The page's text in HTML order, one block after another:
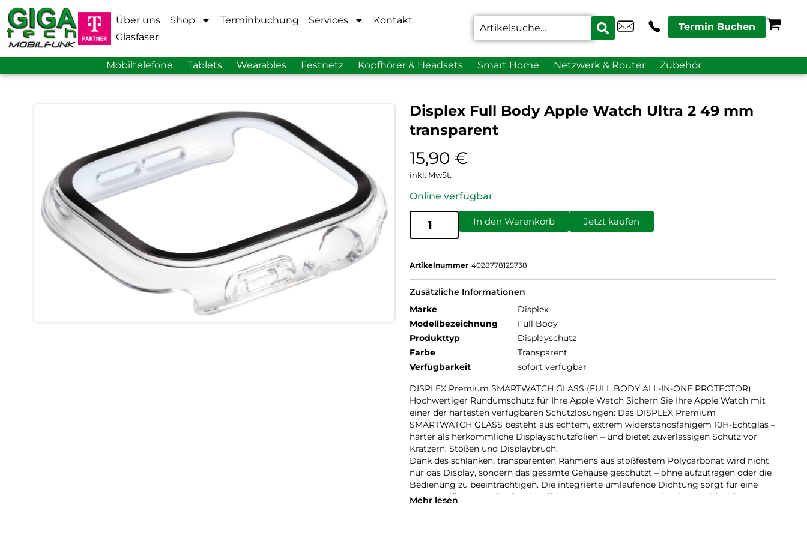
Über uns Shop Terminbuchung Services
Kontakt
Glasfaser
Termin Buchen
Mobiltelefone Tablets Wearables Festnetz Kopfhörer & Headsets Smart Home Netzwerk & Router Zubehör
Displex Full Body Apple Watch Ultra 2 49 mm
transparent
15,90 €
inkl. MwSt.
Online verfügbar
In den Warenkorb Jetzt kaufen
Artikelnummer 4028778125738
Zusätzliche Informationen
Marke
Displex
Modellbezeichnung
Full Body
Produkttyp
Displayschutz
Farbe
Transparent
Verfügbarkeit
sofort verfügbar
DISPLEX Premium SMARTWATCH GLASS (FULL BODY ALL-IN-ONE PROTECTOR)
Hochwertiger Rundumschutz für Ihre Apple Watch Sichern Sie Ihre Apple Watch mit
einer der härtesten verfügbaren Schutzlösungen: Das DISPLEX Premium
SMARTWATCH GLASS besteht aus echtem, extrem widerstandsfähigem 10H-Echtglas –
härter als herkömmliche Displayschutzfolien – und bietet zuverlässigen Schutz vor
Kratzern, Stößen und Displaybruch.
Dank des schlanken, transparenten Rahmens aus stoßfestem Polycarbonat wird nicht
nur das Display, sondern das gesamte Gehäuse geschützt – ohne aufzutragen oder die
Bedienung zu beeinträchtigen. Die integrierte umlaufende Dichtung sorgt für eine
IP68-Zertifizierung, die die Uhr effektiv vor Wasser und Staub schützt – ideal für
Mehr lesen